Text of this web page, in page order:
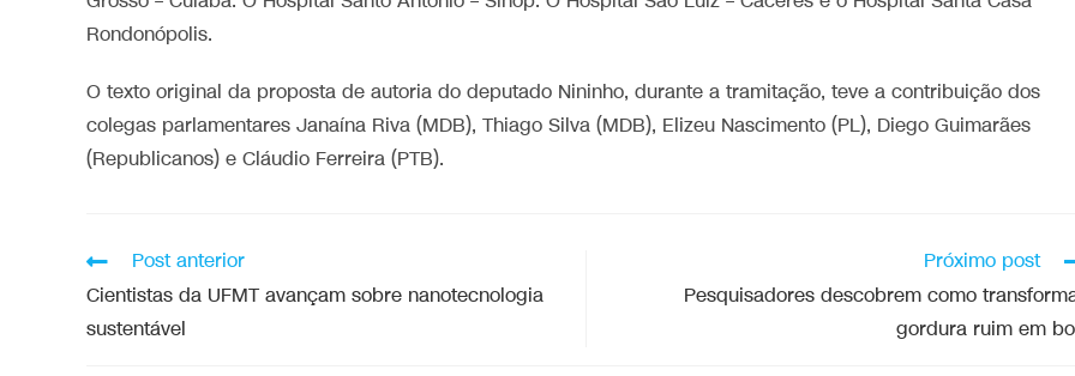
Rondonópolis.
O texto original da proposta de autoria do deputado Nininho, durante a tramitação, teve a contribuição dos
colegas parlamentares Janaína Riva (MDB), Thiago Silva (MDB), Elizeu Nascimento (PL), Diego Guimarães
(Republicanos) e Cláudio Ferreira (PTB).
Post anterior
Cientistas da UFMT avançam sobre nanotecnologia
sustentável
Próximo post
Pesquisadores descobrem como
gordura ruim em